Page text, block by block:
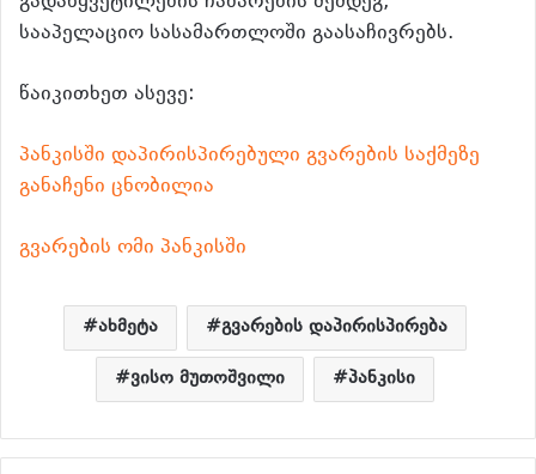
სააპელაციო სასამართლოში გაასაჩივრებს.
წაიკითხეთ ასევე:
პანკისში დაპირისპირებული გვარების საქმეზე
განაჩენი ცნობილია
გვარების ომი პანკისში
ახმეტა
გვარების დაპირისპირება
ვისო მუთოშვილი
პანკისი